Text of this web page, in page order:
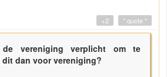
" quote "
+2
vereniging verplicht om te
dit dan voor vereniging?